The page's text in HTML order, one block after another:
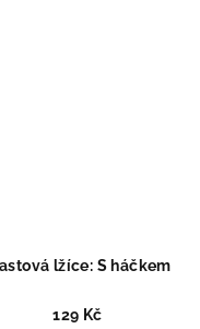
lžíce: S háčkem
129 Kč